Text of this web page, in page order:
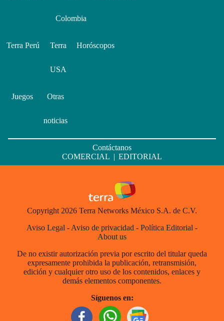
Colombia
Terra Perú Terra
USA
Horóscopos
Juegos Otras
noticias
Contáctanos
COMERCIAL | EDITORIAL
Copyright 2026 Terra Networks México S.A. de C.V.
Aviso Legal - Aviso de privacidad - Política Editorial -
About us
De no existir autorización previa por escrito del titular queda
expresamente prohibida la publicación, retransmisión,
edición y cualquier otro uso de los contenidos, enlaces y
demás elementos componentes.
Síguenos en: